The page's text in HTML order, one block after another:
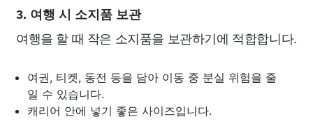
3. 여행 시 소지품 보관
여행을 할 때 작은 소지품을 보관하기에 적합합니다.
여권, 티켓, 동전 등을 담아 이동 중 분실 위험을 줄
일 수 있습니다.
캐리어 안에 넣기 좋은 사이즈입니다.